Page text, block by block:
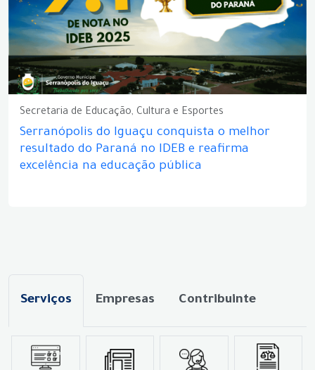
Secretaria de Educação, Cultura e Esportes
Serranópolis do Iguaçu conquista o melhor
resultado do Paraná no IDEB e reafirma
excelência na educação pública
Serviços Empresas Contribuinte